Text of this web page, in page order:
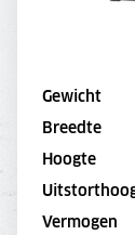
Gewicht
Breedte
Hoogte
Vermogen